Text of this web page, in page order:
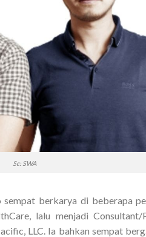
Sc: SWA
berkarya di beberapa
lalu menjadi
LLC. Ia bahkan sempat